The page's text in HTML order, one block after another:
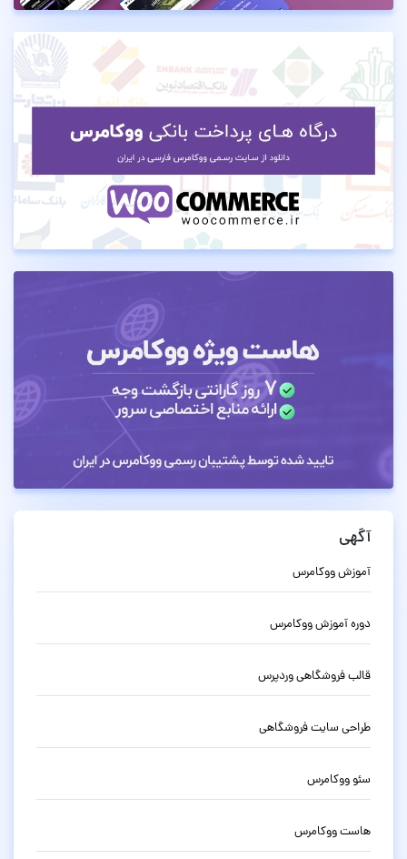
آگهی
آموزش ووکامرس
دوره آموزش ووکامرس
قالب فروشگاهی وردپرس
طراحی سایت فروشگاهی
سئو ووکامرس
هاست ووکامرس